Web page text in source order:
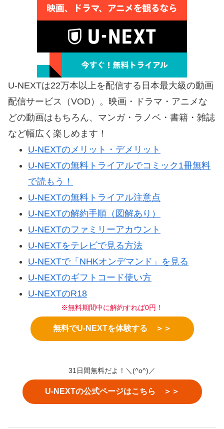
U-NEXTは22万本以上を配信する日本最大級の動画
配信サービス（VOD）。映画・ドラマ・アニメな
どの動画はもちろん、マンガ・ラノベ・書籍・雑誌
など幅広く楽しめます！
U-NEXTのメリット・デメリット
U-NEXTの無料トライアルでコミック1冊無料
で読もう！
U-NEXTの無料トライアル注意点
U-NEXTの解約手順（図解あり）
U-NEXTのファミリーアカウント
U-NEXTをテレビで見る方法
U-NEXTで「NHKオンデマンド」を見る
U-NEXTのギフトコード使い方
U-NEXTのR18
※無料期間中に解約すれば0円！
無料でU-NEXTを体験する ＞＞
31日間無料だよ！＼(^o^)／
U-NEXTの公式ページはこちら ＞＞